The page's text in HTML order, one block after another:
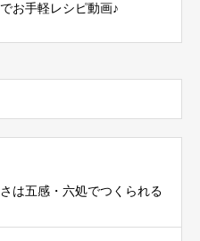
お手軽レシピ動画♪
は五感・六処でつくられる